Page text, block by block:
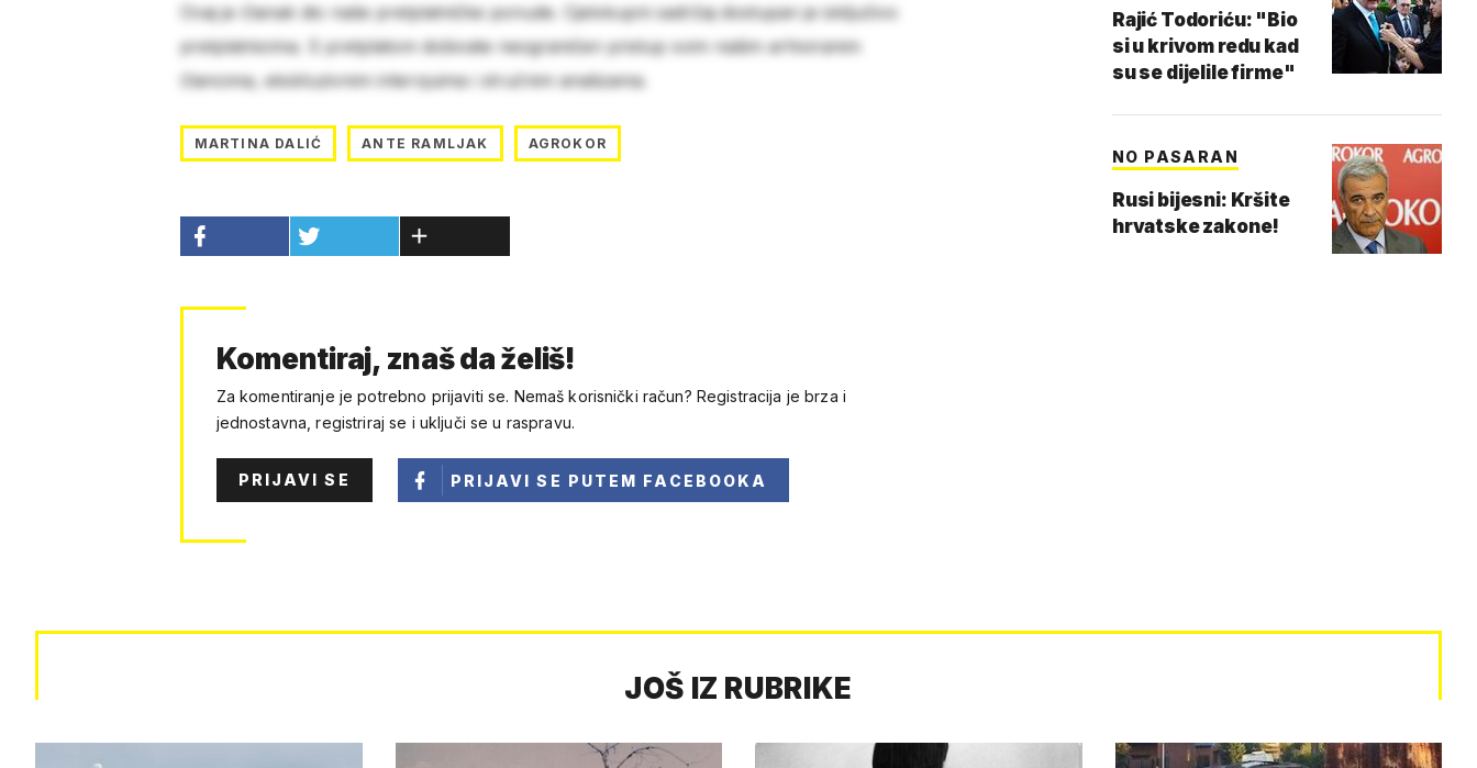
Ovaj je članak dio naše pretplatničke ponude. Cjelokupni sadržaj dostupan je isključivo
pretplatnicima. S pretplatom dobivate neograničen pristup svim našim arhiviranim
člancima, ekskluzivnim intervjuima i stručnim analizama.
MARTINA DALIĆ ANTE RAMLJAK AGROKOR
Komentiraj, znaš da želiš!
Za komentiranje je potrebno prijaviti se. Nemaš korisnički račun? Registracija je brza i
jednostavna, registriraj se i uključi se u raspravu.
PRIJAVI SE PRIJAVI SE PUTEM FACEBOOKA
Rajić Todoriću: "Bio
si u krivom redu kad
su se dijelile firme"
NO PASARAN
Rusi bijesni: Kršite
hrvatske zakone!
JOŠ IZ RUBRIKE